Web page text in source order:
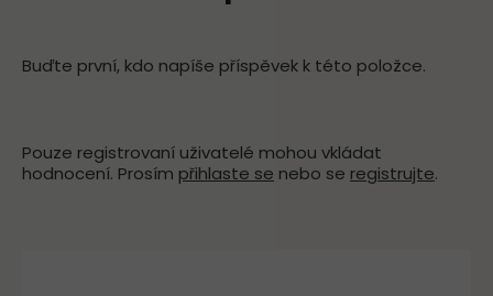
Buďte první, kdo napíše příspěvek k této položce.
Pouze registrovaní uživatelé mohou vkládat
hodnocení. Prosím přihlaste se nebo se registrujte.